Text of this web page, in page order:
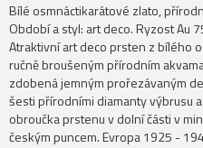
Bílé osmnáctikarátové zlato,
Období a styl: art deco. Ryzost Au
Atraktivní art deco prsten z bílého
ručně broušeným přírodním
zdobená jemným prořezávaným
šesti přírodními diamanty výbrusu
obroučka prstenu v dolní části v
českým puncem. Evropa 1925 -